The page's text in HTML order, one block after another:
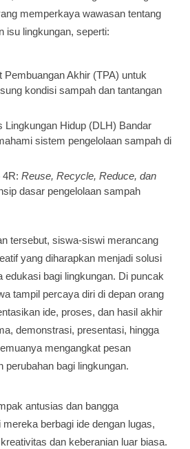
memperkaya wawasan tentang
isu lingkungan, seperti:
Pembuangan Akhir (TPA) untuk
kondisi sampah dan tantangan
Lingkungan Hidup (DLH) Bandar
sistem pengelolaan sampah di
4R: Reuse, Recycle, Reduce, dan
dasar pengelolaan sampah
tersebut, siswa-siswi merancang
yang diharapkan menjadi solusi
edukasi bagi lingkungan. Di puncak
tampil percaya diri di depan orang
ide, proses, dan hasil akhir
demonstrasi, presentasi, hingga
mengangkat pesan
perubahan bagi lingkungan.
antusias dan bangga
berbagi ide dengan lugas,
dan keberanian luar biasa.